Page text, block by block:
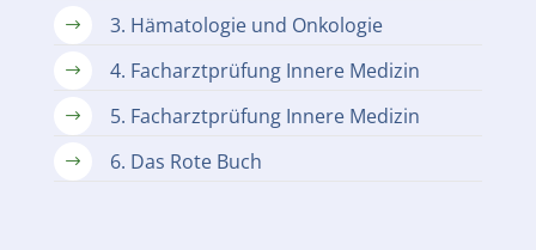
$ 3. Hämatologie und Onkologie
$ 4. Facharztprüfung Innere Medizin
$ 5. Facharztprüfung Innere Medizin
$ 6. Das Rote Buch